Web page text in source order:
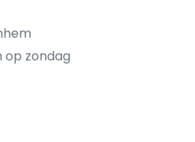
op zondag